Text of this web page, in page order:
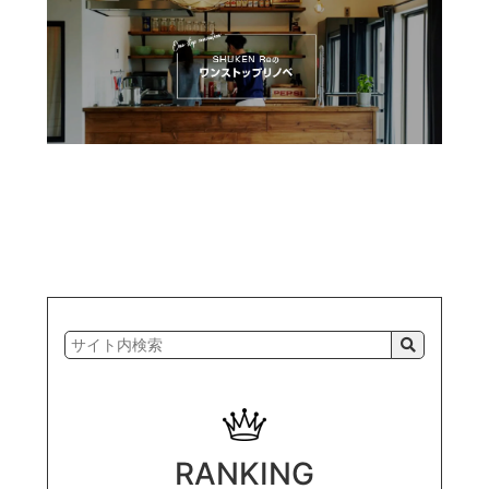
RANKING